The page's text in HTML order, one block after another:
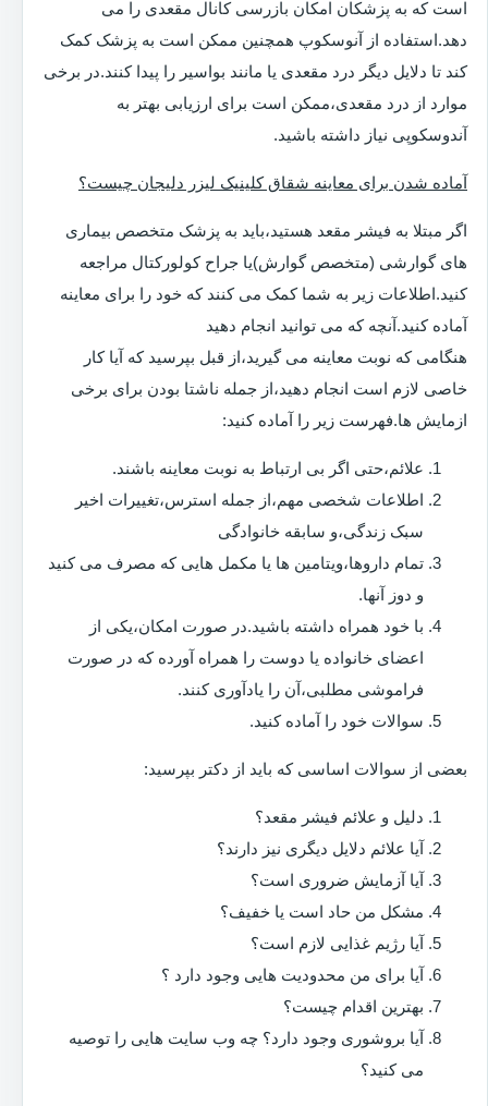
است که به پزشکان امکان بازرسی کانال مقعدی را می
دهد.استفاده از آنوسکوپ همچنین ممکن است به پزشک کمک
کند تا دلایل دیگر درد مقعدی یا مانند بواسیر را پیدا کنند.در برخی
موارد از درد مقعدی،ممکن است برای ارزیابی بهتر به
آندوسکوپی نیاز داشته باشید.
آماده شدن برای معاینه شقاق کلینیک لیزر دلیجان چیست؟
اگر مبتلا به فیشر مقعد هستید،باید به پزشک متخصص بیماری
های گوارشی (متخصص گوارش)یا جراح کولورکتال مراجعه
کنید.اطلاعات زیر به شما کمک می کنند که خود را برای معاینه
آماده کنید.آنچه که می توانید انجام دهید
هنگامی که نوبت معاینه می گیرید،از قبل بپرسید که آیا کار
خاصی لازم است انجام دهید،از جمله ناشتا بودن برای برخی
ازمایش ها.فهرست زیر را آماده کنید:
علائم،حتی اگر بی ارتباط به نوبت معاینه باشند.
اطلاعات شخصی مهم،از جمله استرس،تغییرات اخیر
سبک زندگی،و سابقه خانوادگی
تمام داروها،ویتامین ها یا مکمل هایی که مصرف می کنید
و دوز آنها.
با خود همراه داشته باشید.در صورت امکان،یکی از
اعضای خانواده یا دوست را همراه آورده که در صورت
فراموشی مطلبی،آن را یادآوری کنند.
سوالات خود را آماده کنید.
بعضی از سوالات اساسی که باید از دکتر بپرسید:
دلیل و علائم فیشر مقعد؟
آیا علائم دلایل دیگری نیز دارند؟
آیا آزمایش ضروری است؟
مشکل من حاد است یا خفیف؟
آیا رژیم غذایی لازم است؟
آیا برای من محدودیت هایی وجود دارد ؟
بهترین اقدام چیست؟
آیا بروشوری وجود دارد؟ چه وب سایت هایی را توصیه
می کنید؟